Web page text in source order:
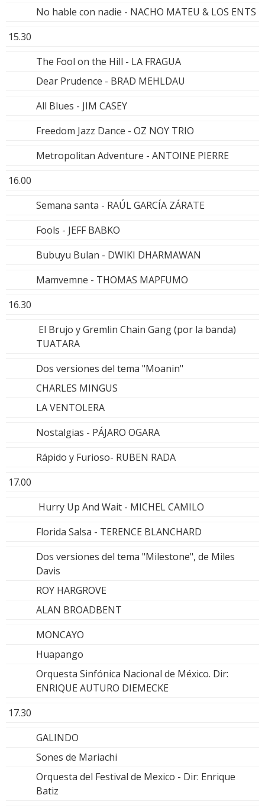
No hable con nadie - NACHO MATEU & LOS ENTS
15.30
The Fool on the Hill - LA FRAGUA
Dear Prudence - BRAD MEHLDAU
All Blues - JIM CASEY
Freedom Jazz Dance - OZ NOY TRIO
Metropolitan Adventure - ANTOINE PIERRE
16.00
Semana santa - RAÚL GARCÍA ZÁRATE
Fools - JEFF BABKO
Bubuyu Bulan - DWIKI DHARMAWAN
Mamvemne - THOMAS MAPFUMO
16.30
El Brujo y Gremlin Chain Gang (por la banda)
TUATARA
Dos versiones del tema "Moanin"
CHARLES MINGUS
LA VENTOLERA
Nostalgias - PÁJARO OGARA
Rápido y Furioso- RUBEN RADA
17.00
Hurry Up And Wait - MICHEL CAMILO
Florida Salsa - TERENCE BLANCHARD
Dos versiones del tema "Milestone", de Miles
Davis
ROY HARGROVE
ALAN BROADBENT
MONCAYO
Huapango
Orquesta Sinfónica Nacional de México. Dir:
ENRIQUE AUTURO DIEMECKE
17.30
GALINDO
Sones de Mariachi
Orquesta del Festival de Mexico - Dir: Enrique
Batiz